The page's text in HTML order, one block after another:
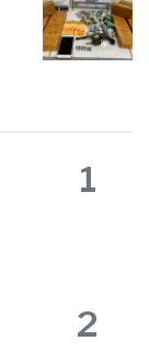
1
2